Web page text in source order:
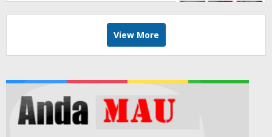
View More